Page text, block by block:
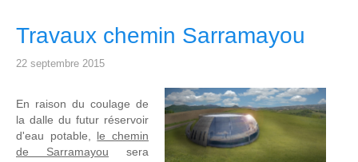
Travaux chemin Sarramayou
22 septembre 2015
En raison du coulage de
la dalle du futur réservoir
d'eau potable, le chemin
de Sarramayou sera